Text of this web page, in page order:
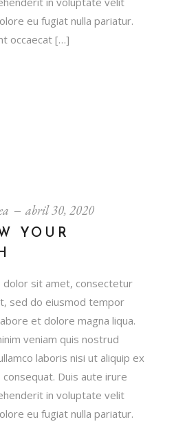
eu fugiat nulla pariatur.
occaecat […]
abril 30, 2020
YOUR
dolor sit amet, consectetur
sed do eiusmod tempor
et dolore magna liqua.
veniam quis nostrud
laboris nisi ut aliquip ex
Duis aute irure
in voluptate velit
eu fugiat nulla pariatur.